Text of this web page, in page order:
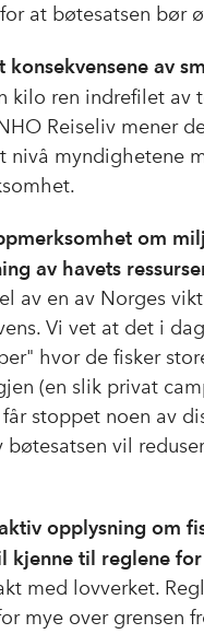
at bøtesatsen bør
av
kilo ren indrefilet av
Reiseliv mener
nivå myndighetene
om
av havets
av en av Norges
Vi vet at det i
hvor de fisker
(en slik privat
stoppet noen av
vil
opplysning om
kjenne til reglene
med lovverket.
mye over grensen